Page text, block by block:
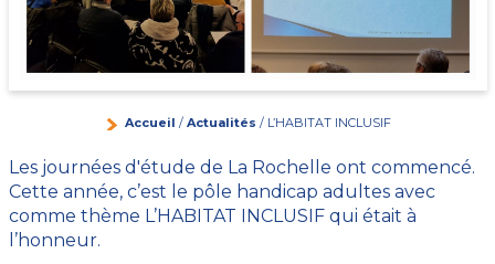
Accueil / Actualités / L’HABITAT INCLUSIF
Les journées d'étude de La Rochelle ont commencé.
Cette année, c’est le pôle handicap adultes avec
comme thème L’HABITAT INCLUSIF qui était à
l’honneur.